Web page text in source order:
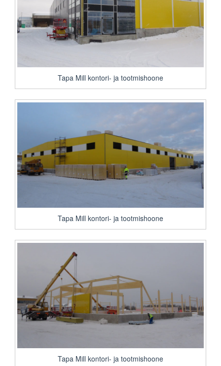
Tapa Mill kontori- ja tootmishoone
Tapa Mill kontori- ja tootmishoone
Tapa Mill kontori- ja tootmishoone